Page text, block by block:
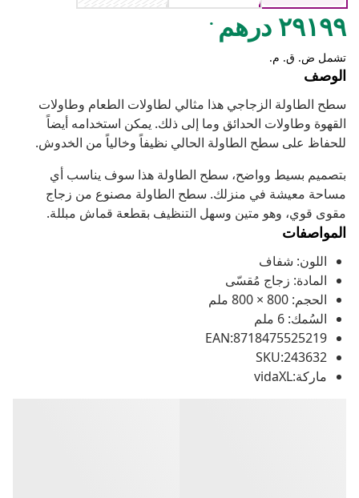
٢٩١٩٩ درهم .
تشمل ض. ق. م.
الوصف
سطح الطاولة الزجاجي هذا مثالي لطاولات الطعام وطاولات
القهوة وطاولات الحدائق وما إلى ذلك. يمكن استخدامه أيضاً
للحفاظ على سطح الطاولة الحالي نظيفاً وخالياً من الخدوش.
بتصميم بسيط وواضح، سطح الطاولة هذا سوف يناسب أي
مساحة معيشة في منزلك. سطح الطاولة مصنوع من زجاج
مقوى قوي، وهو متين وسهل التنظيف بقطعة قماش مبللة.
المواصفات
اللون: شفاف
المادة: زجاج مُقسّى
الحجم: 800 × 800 ملم
السُمك: 6 ملم
EAN:8718475525219
SKU:243632
ماركة:vidaXL